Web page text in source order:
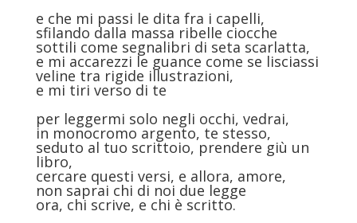
e che mi passi le dita fra i capelli,
sfilando dalla massa ribelle ciocche
sottili come segnalibri di seta scarlatta,
e mi accarezzi le guance come se lisciassi
veline tra rigide illustrazioni,
e mi tiri verso di te
per leggermi solo negli occhi, vedrai,
in monocromo argento, te stesso,
seduto al tuo scrittoio, prendere giù un
libro,
cercare questi versi, e allora, amore,
non saprai chi di noi due legge
ora, chi scrive, e chi è scritto.